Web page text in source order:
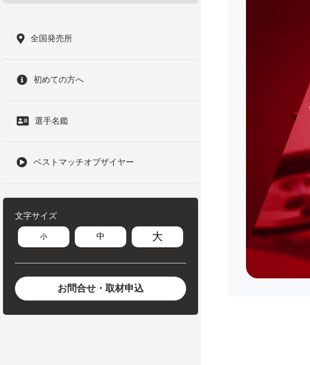
全国発売所
初めての方へ
選手名鑑
ベストマッチオブザイヤー
文字サイズ
小 中 大
お問合せ・取材申込